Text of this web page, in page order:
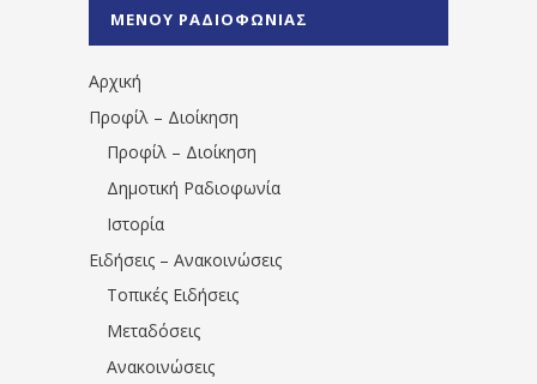
1531194763766854/" artist="" ]
ΜΕΝΟΥ ΡΑΔΙΟΦΩΝΙΑΣ
Αρχική
Προφίλ – Διοίκηση
Προφίλ – Διοίκηση
Δημοτική Ραδιοφωνία
Ιστορία
Ειδήσεις – Ανακοινώσεις
Τοπικές Ειδήσεις
Μεταδόσεις
Ανακοινώσεις